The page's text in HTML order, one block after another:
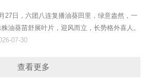
27日，六团八连复播油葵田里，绿意盎然，一
株油葵苗舒展叶片，迎风而立，长势格外喜人。
连连长田翠彩正俯身田间，仔细查看植株密度与
07-30
查看更多